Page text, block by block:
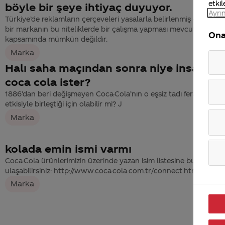
böyle bir şeye ihtiyaç duyuyor.
Türkiye’de reklamların çerçeveleri yasalarla belirlenmiş olup
bir markanın bu niteliklerde bir çalışma yapması mevcut yasalar
kapsamında mümkün değildir.
Marka
Halı saha maçından sonra niye insanın
coca cola ister?
1886’dan beri değişmeyen Coca-Cola’nın o eşsiz tadı ferahlatıcı
etkisiyle birleştiği için olabilir mi? J
Marka
kolada emin ismi varmı
Coca-Cola ürünlerimizin üzerinde yazan isim listesine buradan
ulaşabilirsiniz: http://www.coca-cola.com.tr/connect.html
Marka